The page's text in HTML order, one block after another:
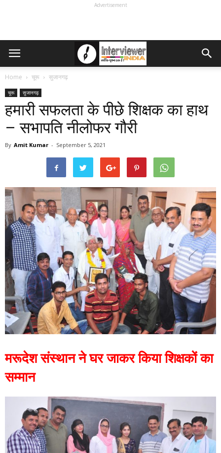
Advertisement
Home चूरू सुजानगढ़
चूरू सुजानगढ़
हमारी सफलता के पीछे शिक्षक का हाथ
– सभापति नीलोफर गौरी
By Amit Kumar - September 5, 2021
मरूदेश संस्थान ने घर जाकर किया शिक्षकों का
सम्मान